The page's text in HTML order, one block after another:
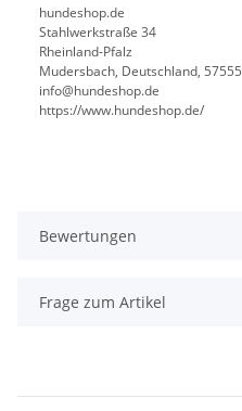
hundeshop.de
Stahlwerkstraße 34
Rheinland-Pfalz
Mudersbach, Deutschland, 57555
info@hundeshop.de
https://www.hundeshop.de/
Bewertungen
Frage zum Artikel